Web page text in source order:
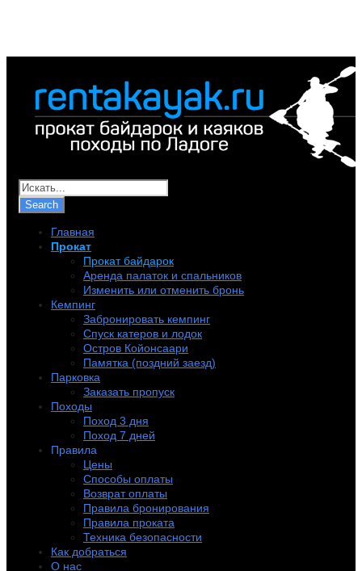
Главная
Прокат
Прокат байдарок
Аренда палаток и спальников
Изменить или отменить бронь
Кемпинг
Забронировать кемпинг
Спуск катеров и лодок
Остров Койонсаари
Памятка (поздний заезд)
Парковка
Заказать пропуск
Походы
Поход 3 дня
Поход 7 дней
Правила
Цены
Способы оплаты
Возврат оплаты
Правила бронирования
Правила проката
Техника безопасности
Как добраться
О нас